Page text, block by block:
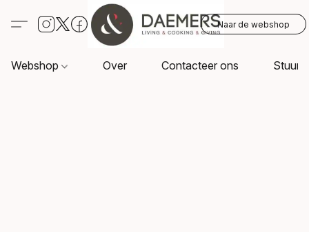
Naar de webshop
Webshop Over Contacteer ons Stuur